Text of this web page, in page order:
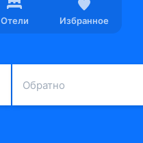
Отели Избранное
Обратно